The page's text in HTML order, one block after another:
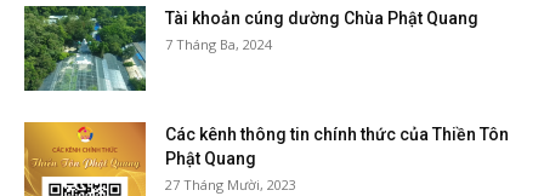
Tài khoản cúng dường Chùa Phật Quang
7 Tháng Ba, 2024
Các kênh thông tin chính thức của Thiền Tôn
Phật Quang
27 Tháng Mười, 2023